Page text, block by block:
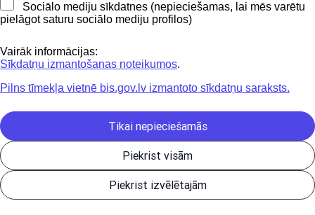
Sociālo mediju sīkdatnes (nepieciešamas, lai mēs varētu
pielāgot saturu sociālo mediju profilos)
Vairāk informācijas:
Sīkdatņu izmantošanas noteikumos.
Pilns tīmekļa vietnē bis.gov.lv izmantoto sīkdatņu saraksts.
Piekrist izvēlētajām
Piekrist visām
Tikai nepieciešamās
Sekojiet mums
Lejupielādejiet
Būvniecības valsts kontroles birojs | Informācijas pārpublicēšanas
gadījumā atsauce uz Būvniecības informācijas sistēmu obligāta. |
Build: 9b7c6-C (20260805090756) (production)